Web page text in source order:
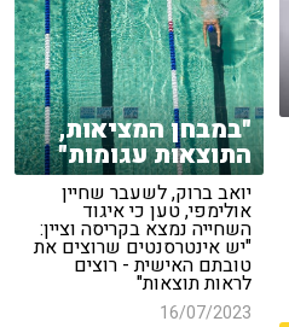
"במבחן המציאות,
התוצאות עגומות"
יואב ברוק, לשעבר שחיין
אולימפי, טען כי איגוד
השחייה נמצא בקריסה וציין:
"יש אינטרסנטים שרוצים את
טובתם האישית - רוצים
לראות תוצאות"
16/07/2023